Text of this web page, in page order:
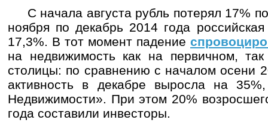
С начала августа рубль потерял 17%
ноября по декабрь 2014 года
17,3%. В тот момент падение
на недвижимость как на первичном,
столицы: по сравнению с началом осени
активность в декабре выросла на
Недвижимости». При этом 20%
года составили инвесторы.